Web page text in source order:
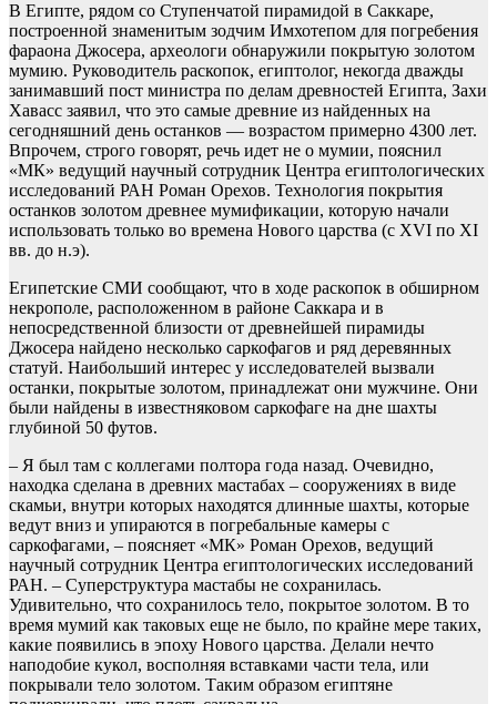
В Египте, рядом со Ступенчатой пирамидой в Саккаре,
построенной знаменитым зодчим Имхотепом для погребения
фараона Джосера, археологи обнаружили покрытую золотом
мумию. Руководитель раскопок, египтолог, некогда дважды
занимавший пост министра по делам древностей Египта, Захи
Хавасс заявил, что это самые древние из найденных на
сегодняшний день останков — возрастом примерно 4300 лет.
Впрочем, строго говорят, речь идет не о мумии, пояснил
«МК» ведущий научный сотрудник Центра египтологических
исследований РАН Роман Орехов. Технология покрытия
останков золотом древнее мумификации, которую начали
использовать только во времена Нового царства (с XVI по XI
вв. до н.э).
Египетские СМИ сообщают, что в ходе раскопок в обширном
некрополе, расположенном в районе Саккара и в
непосредственной близости от древнейшей пирамиды
Джосера найдено несколько саркофагов и ряд деревянных
статуй. Наибольший интерес у исследователей вызвали
останки, покрытые золотом, принадлежат они мужчине. Они
были найдены в известняковом саркофаге на дне шахты
глубиной 50 футов.
– Я был там с коллегами полтора года назад. Очевидно,
находка сделана в древних мастабах – сооружениях в виде
скамьи, внутри которых находятся длинные шахты, которые
ведут вниз и упираются в погребальные камеры с
саркофагами, – поясняет «МК» Роман Орехов, ведущий
научный сотрудник Центра египтологических исследований
РАН. – Суперструктура мастабы не сохранилась.
Удивительно, что сохранилось тело, покрытое золотом. В то
время мумий как таковых еще не было, по крайне мере таких,
какие появились в эпоху Нового царства. Делали нечто
наподобие кукол, восполняя вставками части тела, или
покрывали тело золотом. Таким образом египтяне